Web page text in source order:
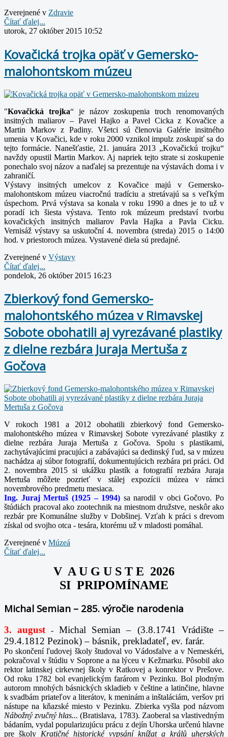
Zverejnené v Zdravie
Čítať ďalej...
utorok, 27 október 2015 10:52
Kovačická trojka opäť v Gemersko-
malohontskom múzeu
"Kovačická trojka“ je názov zoskupenia troch renomovaných
insitných maliarov – Pavel Hajko a Pavel Cicka z Kovačice a
Martin Markov z Padiny. Všetci sú členovia Galérie insitného
umenia v Kovačici, kde v roku 2000 vznikol impulz zoskupiť sa do
tejto formácie. Nanešťastie, 21. januára 2013 „Kovačickú trojku“
navždy opustil Martin Markov. Aj napriek tejto strate si zoskupenie
ponechalo svoj názov a naďalej sa prezentuje na výstavách doma i v
zahraničí.
Výstavy insitných umelcov z Kovačice majú v Gemersko-
malohontskom múzeu viacročnú tradíciu a stretávajú sa s veľkým
úspechom. Prvá výstava sa konala v roku 1990 a dnes je to už v
poradí ich šiesta výstava. Tento rok múzeum predstaví tvorbu
kovačických insitných maliarov Pavla Hajka a Pavla Cicku.
Vernisáž výstavy sa uskutoční 4. novembra (streda) 2015 o 14:00
hod. v priestoroch múzea. Vystavené diela sú predajné.
Zverejnené v Výstavy
Čítať ďalej...
pondelok, 26 október 2015 16:23
Zbierkový fond Gemersko-
malohontského múzea v Rimavskej
Sobote obohatili aj vyrezávané plastiky
z dielne rezbára Juraja Mertuša z
Gočova
V rokoch 1981 a 2012 obohatili zbierkový fond Gemersko-
malohontského múzea v Rimavskej Sobote vyrezávané plastiky z
dielne rezbára Juraja Mertuša z Gočova. Spolu s plastikami,
zachytávajúcimi pracujúci a zabávajúci sa dedinský ľud, sa v múzeu
nachádza aj súbor fotografií, dokumentujúcich rezbára pri práci. Od
2. novembra 2015 si ukážku plastík a fotografií rezbára Juraja
Mertuša môžete pozrieť v stálej expozícii múzea v rámci
novembrového predmetu mesiaca.
Ing. Juraj Mertuš (1925 – 1994) sa narodil v obci Gočovo. Po
štúdiách pracoval ako zootechnik na miestnom družstve, neskôr ako
rezbár pre Komunálne služby v Dobšinej. Vzťah k práci s drevom
získal od svojho otca - tesára, ktorému už v mladosti pomáhal.
Zverejnené v Múzeá
Čítať ďalej...
V A U G U S T E 2026
SI PRIPOMÍNAME
Michal Semian – 285. výročie narodenia
3. august -Michal Semian – (3.8.1741 Vrádište –
29.4.1812 Pezinok) – básnik, prekladateľ, ev. farár.
Po skončení ľudovej školy študoval vo Vádosfalve a v Nemeskéri,
pokračoval v štúdiu v Soprone a na lýceu v Kežmarku. Pôsobil ako
rektor latinskej cirkevnej školy v Ratkovej a konrektor v Prešove.
Od roku 1782 bol evanjelickým farárom v Pezinku. Bol plodným
autorom mnohých básnických skladieb v češtine a latinčine, hlavne
k svadbám priateľov a literátov, k meninám a inštaláciám, veršov pri
nástupe na kňazské miesto v Pezinku. Zbierka vyšla pod názvom
Nábožný zvučný hlas...(Bratislava, 1783). Zaoberal sa vlastivedným
bádaním, vydal popularizujúcu prácu z dejín Uhorska určenú hlavne
pre školy Kratičné historické vypsání knížat a králů uherských